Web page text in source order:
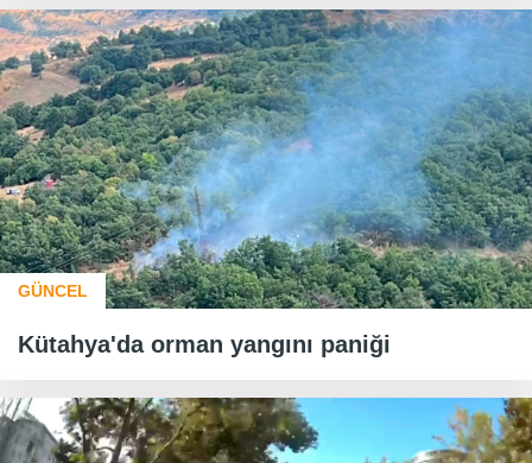
GÜNCEL
Kütahya'da orman yangını paniği